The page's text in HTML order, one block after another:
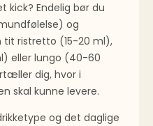
Endelig bør du
og
tit ristretto (15-20 ml),
eller lungo (40-60
dig, hvor i
skal kunne levere.
og det daglige